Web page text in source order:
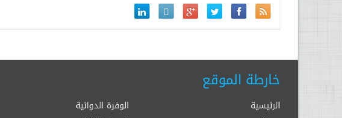
خارطة الموقع
الرئيسية الوفرة الدوائية